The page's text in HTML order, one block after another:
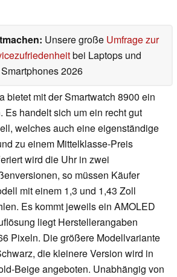
Unsere große Umfrage zur
bei Laptops und
Smartphones 2026
bietet mit der Smartwatch 8900 ein
Es handelt sich um ein recht gut
welches auch eine eigenständige
zu einem Mittelklasse-Preis
wird die Uhr in zwei
so müssen Käufer
mit einem 1,3 und 1,43 Zoll
Es kommt jeweils ein AMOLED
liegt Herstellerangaben
Pixeln. Die größere Modellvariante
die kleinere Version wird in
Beige angeboten. Unabhängig von